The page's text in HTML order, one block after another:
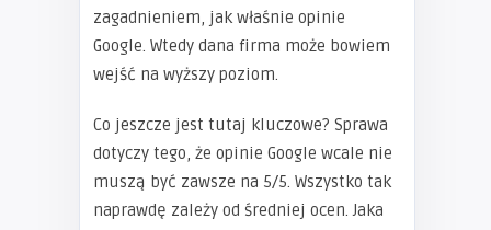
zagadnieniem, jak właśnie opinie
Google. Wtedy dana firma może bowiem
wejść na wyższy poziom.
Co jeszcze jest tutaj kluczowe? Sprawa
dotyczy tego, że opinie Google wcale nie
muszą być zawsze na 5/5. Wszystko tak
naprawdę zależy od średniej ocen. Jaka